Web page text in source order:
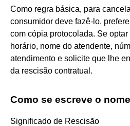
Como regra básica, para
consumidor deve fazê-lo,
com cópia protocolada. Se
horário, nome do atendente,
atendimento e solicite que lhe
da rescisão contratual.
Como se escreve o
Significado de Rescisão